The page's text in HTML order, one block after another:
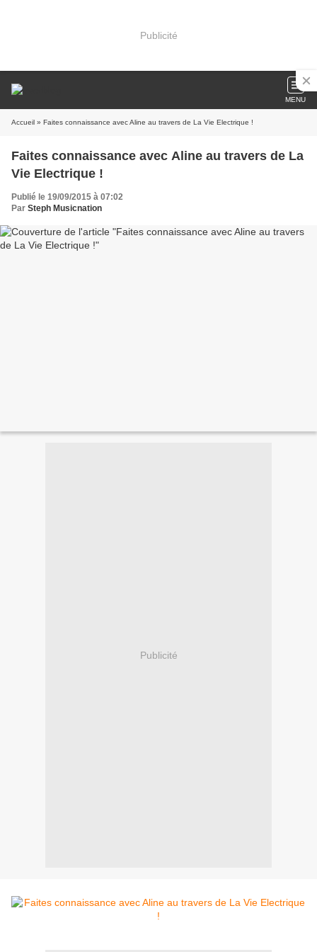
Publicité
MENU
Accueil » Faites connaissance avec Aline au travers de La Vie Electrique !
Faites connaissance avec Aline au travers de La
Vie Electrique !
Publié le 19/09/2015 à 07:02
Par Steph Musicnation
Publicité